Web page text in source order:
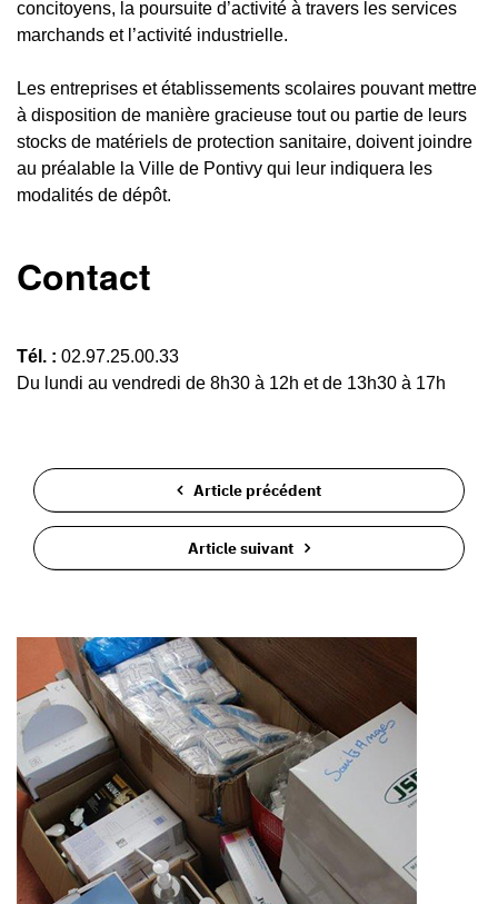
concitoyens, la poursuite d’activité à travers les services
marchands et l’activité industrielle.
Les entreprises et établissements scolaires pouvant mettre
à disposition de manière gracieuse tout ou partie de leurs
stocks de matériels de protection sanitaire, doivent joindre
au préalable la Ville de Pontivy qui leur indiquera les
modalités de dépôt.
Contact
Tél. : 02.97.25.00.33
Du lundi au vendredi de 8h30 à 12h et de 13h30 à 17h
Article précédent
Article suivant